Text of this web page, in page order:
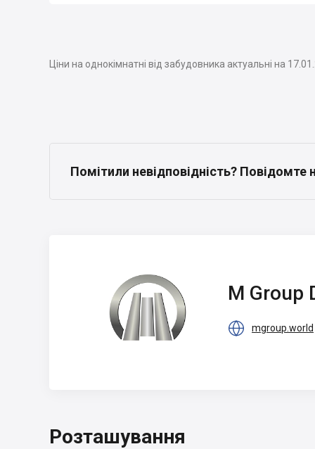
Ціни на однокімнатні від забудовника актуальні на
Помітили невідповідність? Повідомте
M Group
Development
M Group
 mgroup.world
Розташування